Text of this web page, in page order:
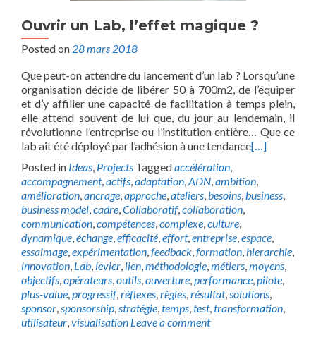
Ouvrir un Lab, l’effet magique ?
Posted on 28 mars 2018
Que peut-on attendre du lancement d’un lab ? Lorsqu’une
organisation décide de libérer 50 à 700m2, de l’équiper
et d’y affilier une capacité de facilitation à temps plein,
elle attend souvent de lui que, du jour au lendemain, il
révolutionne l’entreprise ou l’institution entière… Que ce
lab ait été déployé par l’adhésion à une tendance[…]
Posted in Ideas, Projects Taggedaccélération,
accompagnement,actifs,adaptation,ADN,ambition,
amélioration,ancrage,approche,ateliers,besoins,business,
business model,cadre,Collaboratif,collaboration,
communication,compétences,complexe,culture,
dynamique,échange,efficacité,effort,entreprise,espace,
essaimage,expérimentation,feedback,formation,hierarchie,
innovation, Lab, levier, lien,méthodologie,métiers,moyens,
objectifs,opérateurs,outils,ouverture,performance,pilote,
plus-value,progressif,réflexes,règles,résultat,solutions,
sponsor,sponsorship,stratégie,temps,test,transformation,
utilisateur,visualisation Leave a comment